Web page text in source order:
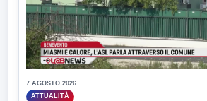
7 AGOSTO 2026
ATTUALITÀ